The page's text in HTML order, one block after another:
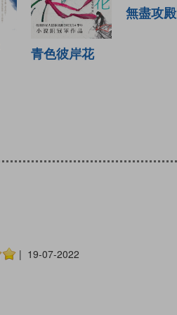
青色彼岸花
無盡攻殿
| 19-07-2022